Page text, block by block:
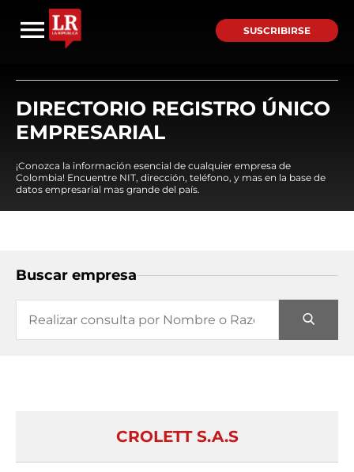
SUSCRIBIRSE
DIRECTORIO REGISTRO ÚNICO
EMPRESARIAL
¡Conozca la información esencial de cualquier empresa de
Colombia! Encuentre NIT, dirección, teléfono, y mas en la base de
datos empresarial mas grande del país.
Buscar empresa
CROLETT S.A.S